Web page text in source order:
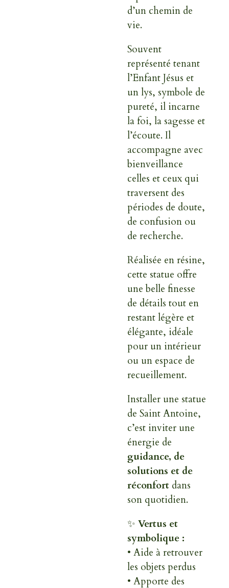
d’un chemin de
vie.
Souvent
représenté tenant
l’Enfant Jésus et
un lys, symbole de
pureté, il incarne
la foi, la sagesse et
l’écoute. Il
accompagne avec
bienveillance
celles et ceux qui
traversent des
périodes de doute,
de confusion ou
de recherche.
Réalisée en résine,
cette statue offre
une belle finesse
de détails tout en
restant légère et
élégante, idéale
pour un intérieur
ou un espace de
recueillement.
Installer une statue
de Saint Antoine,
c’est inviter une
énergie de
guidance, de
solutions et de
réconfort dans
son quotidien.
✨ Vertus et
symbolique :
• Aide à retrouver
les objets perdus
• Apporte des